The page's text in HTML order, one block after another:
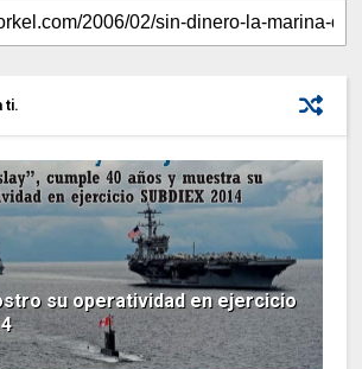
ti.
su operatividad en ejercicio